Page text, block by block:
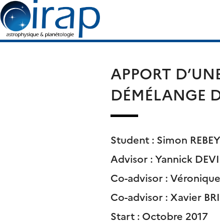
Skip
to
content
APPORT
DÉMÉLANGE
Student : Simon
Advisor : Yannick
Co-advisor :
Co-advisor : Xavier
Start : Octobre 2017
Search
for: